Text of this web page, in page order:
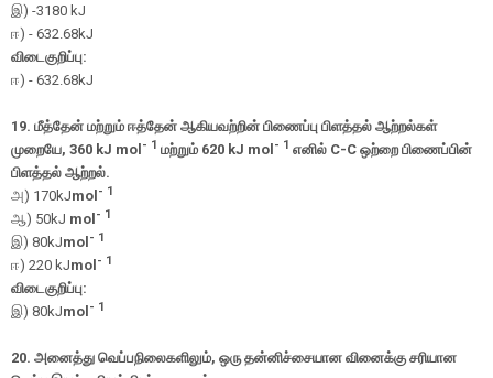
இ) -3180 kJ
ஈ) - 632.68kJ
விடைகுறிப்பு:
ஈ) - 632.68kJ
19. மீத்தேன் மற்றும் ஈத்தேன் ஆகியவற்றின் பிணைப்பு பிளத்தல் ஆற்றல்கள்
முறையே, 360 kJ mol - 1 மற்றும் 620 kJ mol - 1 எனில் C-C ஒற்றை பிணைப்பின்
பிளத்தல் ஆற்றல்.
அ) 170kJmol - 1
ஆ) 50kJ mol - 1
இ) 80kJmol - 1
ஈ) 220 kJmol - 1
விடைகுறிப்பு:
இ) 80kJmol - 1
20. அனைத்து வெப்பநிலைகளிலும், ஒரு தன்னிச்சையான வினைக்கு சரியான